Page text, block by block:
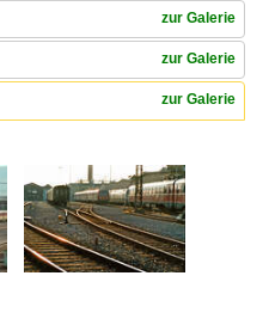
zur Galerie
zur Galerie
zur Galerie